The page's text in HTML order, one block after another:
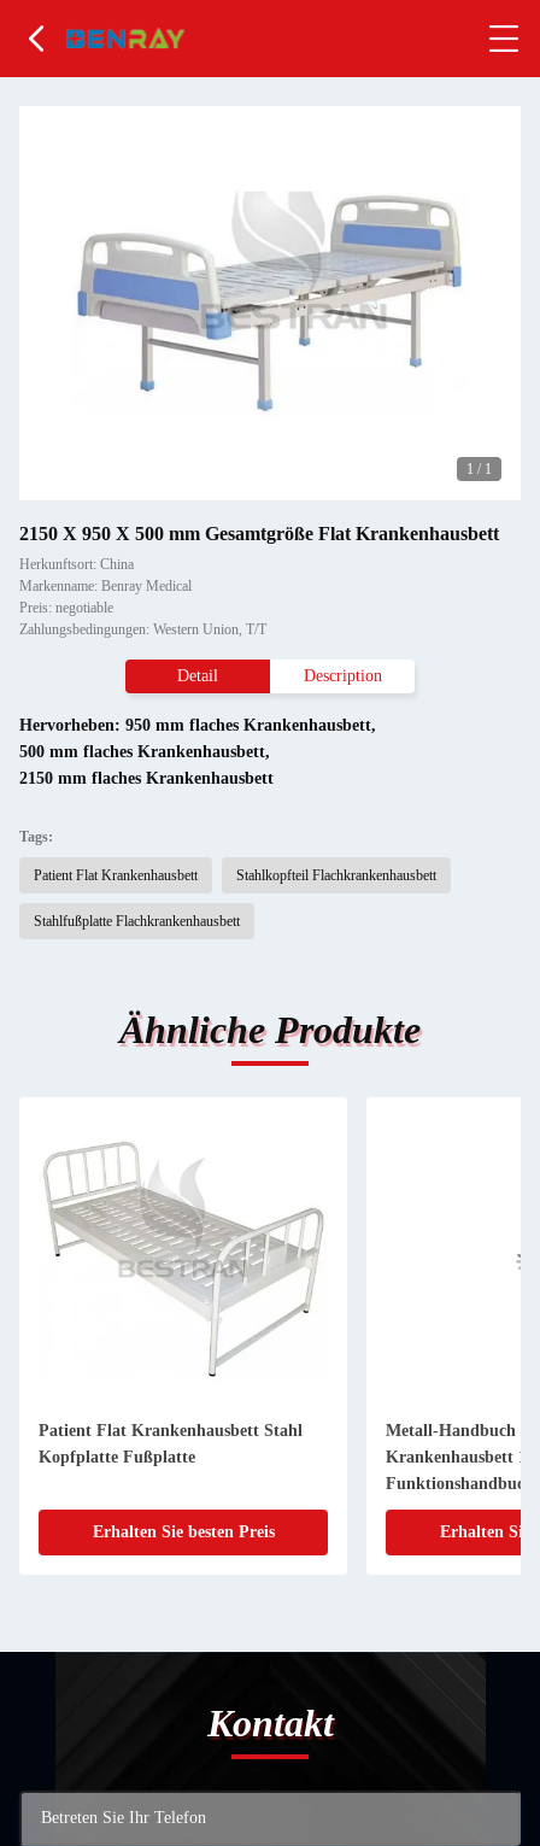
1 / 1
2150 X 950 X 500 mm Gesamtgröße Flat Krankenhausbett
Herkunftsort: China
Markenname: Benray Medical
Preis: negotiable
Zahlungsbedingungen: Western Union, T/T
Detail Description
Hervorheben: 950 mm flaches Krankenhausbett,
500 mm flaches Krankenhausbett,
2150 mm flaches Krankenhausbett
Tags:
Patient Flat Krankenhausbett Stahlkopfteil Flachkrankenhausbett
Stahlfußplatte Flachkrankenhausbett
Ähnliche Produkte
Patient Flat Krankenhausbett Stahl
Kopfplatte Fußplatte
Erhalten Sie besten Preis
Metall-Handbuch
Krankenhausbett 1
Funktionshandbuch
Erhalten Sie
Kontakt